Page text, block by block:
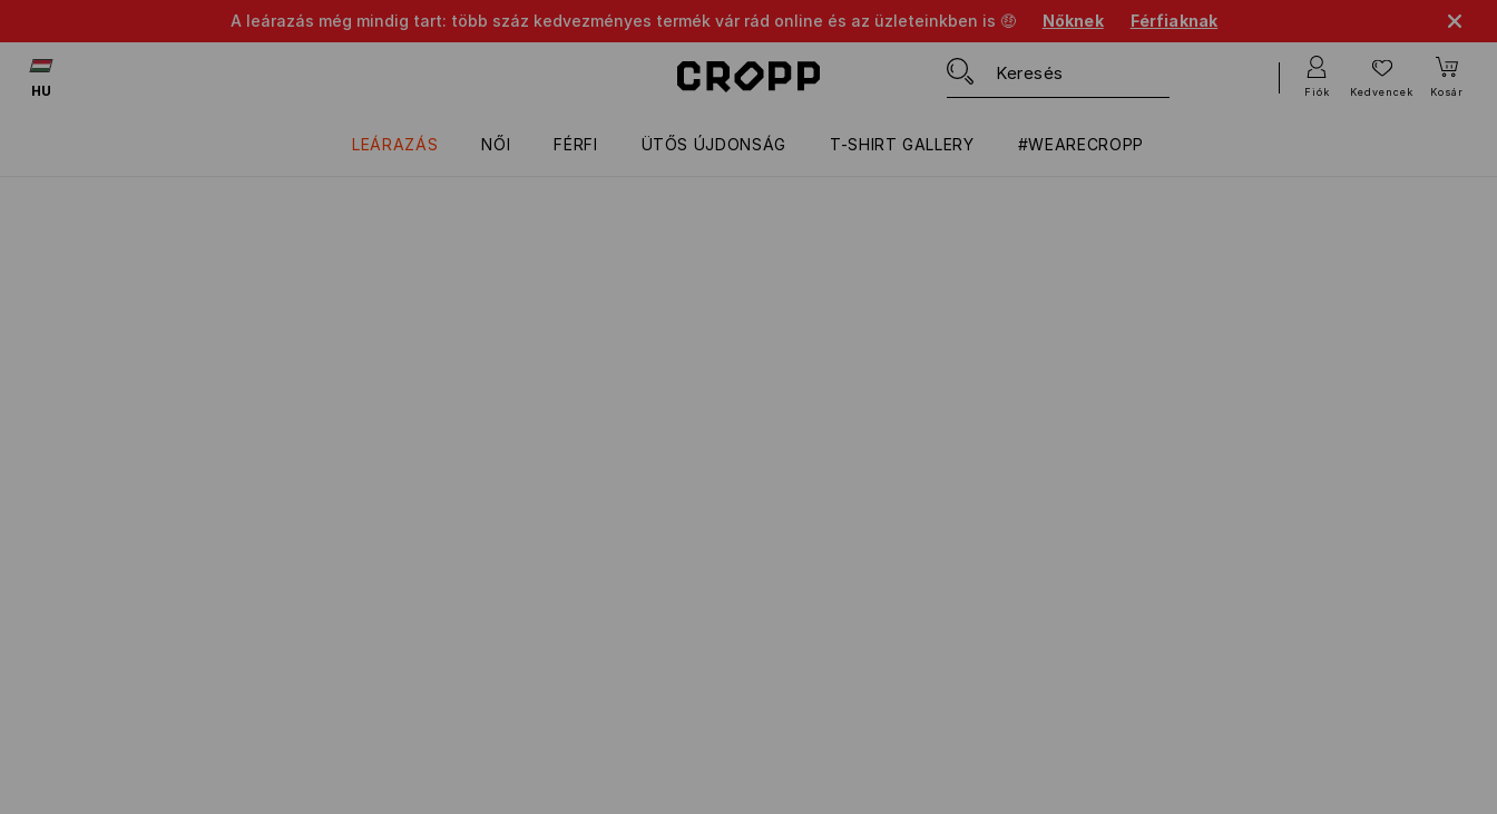
A leárazás még mindig tart: több száz kedvezményes termék vár rád online és az üzleteinkben is 🤑 Nőknek Férfiaknak
LEÁRAZÁS NŐI FÉRFI ÜTŐS ÚJDONSÁG T-SHIRT GALLERY #WEARECROPP
HU Fiók Kedvencek Kosár